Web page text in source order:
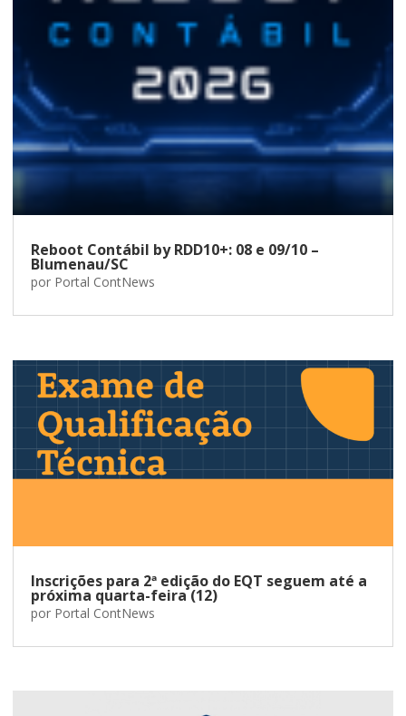
Reboot Contábil by RDD10+: 08 e 09/10 –
Blumenau/SC
por Portal ContNews
Inscrições para 2ª edição do EQT seguem até a
próxima quarta-feira (12)
por Portal ContNews